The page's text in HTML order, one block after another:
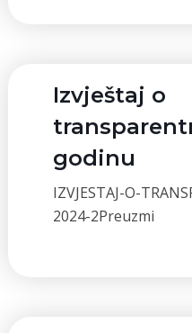
Izvještaj o
godinu
IZVJESTAJ-O-
2024-2Preuzmi